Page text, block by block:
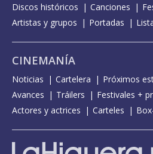
Discos históricos
Canciones
Artistas y grupos
Portadas
CINEMANÍA
Noticias Cartelera Próximos
Avances
Tráilers
Festivales +
Actores y actrices
Carteles